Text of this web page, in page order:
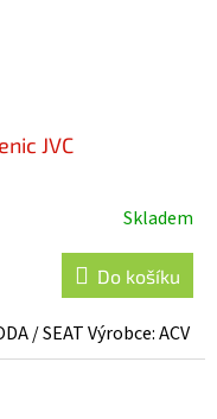
JVC
Skladem
Do košíku
/ SEAT Výrobce: ACV